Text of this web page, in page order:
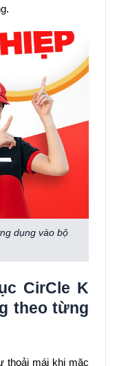
dụng vào bộ
CirCle K
theo từng
thoải mái khi mặc